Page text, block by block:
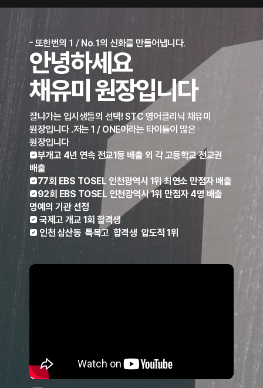
또한번의 1 / No.1의 신화를 만들어냅니다.
안녕하세요
채유미 원장입니다
잘나가는 입시생들의 선택! STC 영어클리닉 채유미
원장입니다 .저는 1 / ONE이라는 타이틀이 많은
원장입니다
부개고 4년 연속 전교1등 배출 외 각 고등학교 전교권
배출
77회 EBS TOSEL 인천광역시 1위 최연소 만점자 배출
92회 EBS TOSEL 인천광역시 1위 만점자 4명 배출
명예의 기관 선정
 국제고 개교 1회 합격생
 인천 삼산동 특목고 합격생 압도적 1위